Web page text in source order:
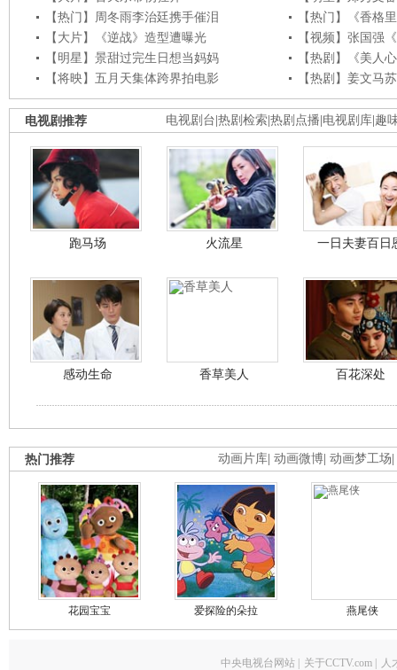
【热门】周冬雨李治廷携手催泪
【热门】《香格
【大片】《逆战》造型遭曝光
【视频】张国强
【明星】景甜过完生日想当妈妈
【热剧】《美人
【将映】五月天集体跨界拍电影
【热剧】姜文马
电视剧台 热剧检索 热剧点播 电视剧库 趣
电视剧推荐
跑马场 火流星 一日夫妻百日
感动生命 香草美人 百花深处
动画片库 动画微博 动画梦工场
热门推荐
花园宝宝 爱探险的朵拉 燕尾侠
中央电视台网站 关于CCTV.com 人